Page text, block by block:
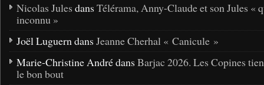
Nicolas Jules dans Télérama, Anny-Claude et son Jules «
inconnu »
Joël Luguern dans Jeanne Cherhal « Canicule »
Marie-Christine André dans Barjac 2026. Les Copines
le bon bout